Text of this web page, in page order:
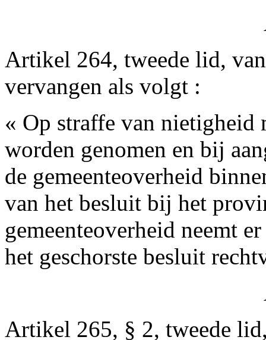
Artikel 264, tweede lid,
vervangen als volgt :
« Op straffe van nietigheid
worden genomen en bij
de gemeenteoverheid
van het besluit bij het
gemeenteoverheid neemt
het geschorste besluit
Artikel 265, § 2, tweede